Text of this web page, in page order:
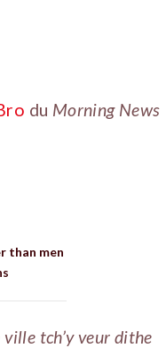
du Morning News
than men
ville tch’y veur dithe